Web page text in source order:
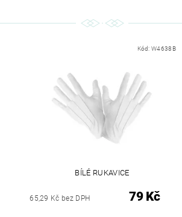
Kód:W4638B
BÍLÉ RUKAVICE
65,29 Kč bez DPH 79 Kč